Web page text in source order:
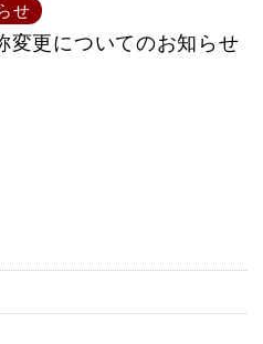
せ
変更についてのお知らせ